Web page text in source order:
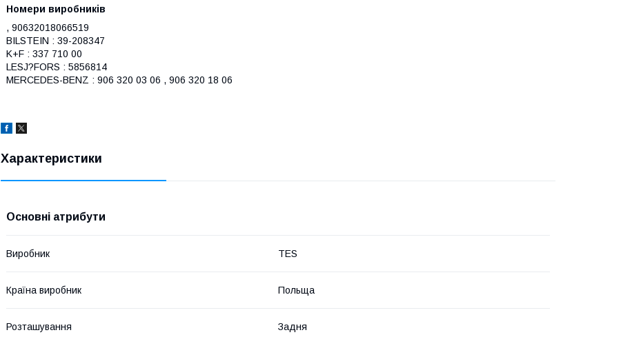
Номери виробників
, 90632018066519
BILSTEIN : 39-208347
K+F : 337 710 00
LESJ?FORS : 5856814
MERCEDES-BENZ : 906 320 03 06 , 906 320 18 06
Характеристики
Основні атрибути
Виробник TES
Країна виробник Польща
Розташування Задня